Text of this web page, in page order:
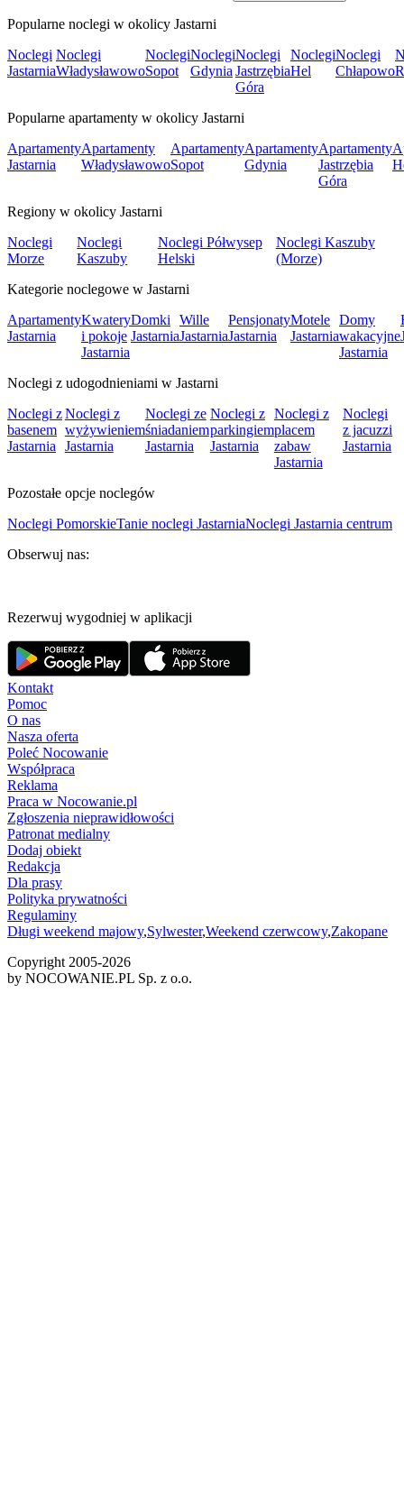
Popularne noclegi w okolicy Jastarni
Noclegi
Jastarnia
Noclegi
Władysławowo
Noclegi
Sopot
Noclegi
Gdynia
Noclegi
Jastrzębia
Góra
Noclegi
Hel
Noclegi
Chłapowo
Popularne apartamenty w okolicy Jastarni
Apartamenty
Jastarnia
Apartamenty
Władysławowo
Apartamenty
Sopot
Apartamenty
Gdynia
Apartamenty
Jastrzębia
Góra
Regiony w okolicy Jastarni
Noclegi
Morze
Noclegi
Kaszuby
Noclegi Półwysep
Helski
Noclegi Kaszuby
(Morze)
Kategorie noclegowe w Jastarni
Apartamenty
Jastarnia
Kwatery
i pokoje
Jastarnia
Domki
Jastarnia
Wille
Jastarnia
Pensjonaty
Jastarnia
Motele
Jastarnia
Domy
wakacyjne
Jastarnia
Noclegi z udogodnieniami w Jastarni
Noclegi z
basenem
Jastarnia
Noclegi z
wyżywieniem
Jastarnia
Noclegi ze
śniadaniem
Jastarnia
Noclegi z
parkingiem
Jastarnia
Noclegi z
placem
zabaw
Jastarnia
Noclegi
z jacuzzi
Jastarnia
Pozostałe opcje noclegów
Noclegi PomorskieTanie noclegi JastarniaNoclegi Jastarnia centrum
Obserwuj nas:
Rezerwuj wygodniej w aplikacji
Kontakt
Pomoc
O nas
Nasza oferta
Poleć Nocowanie
Współpraca
Reklama
Praca w Nocowanie.pl
Zgłoszenia nieprawidłowości
Patronat medialny
Dodaj obiekt
Redakcja
Dla prasy
Polityka prywatności
Regulaminy
Długi weekend majowy,Sylwester,Weekend czerwcowy,Zakopane
Copyright 2005-2026
by NOCOWANIE.PL Sp. z o.o.